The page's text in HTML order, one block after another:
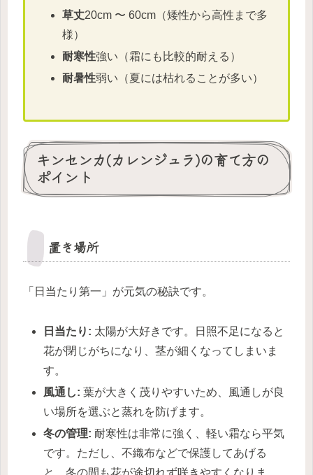
草丈20cm 〜 60cm（矮性から高性まで多
様）
耐寒性強い（霜にも比較的耐える）
耐暑性弱い（夏には枯れることが多い）
キンセンカ(カレンジュラ)の育て方の
ポイント
置き場所
「日当たり第一」が元気の秘訣です。
日当たり: 太陽が大好きです。日照不足になると
花が閉じがちになり、茎が細くなってしまいま
す。
風通し: 葉が大きく茂りやすいため、風通しが良
い場所を選ぶと蒸れを防げます。
冬の管理: 耐寒性は非常に強く、軽い霜なら平気
です。ただし、不織布などで保護してあげる